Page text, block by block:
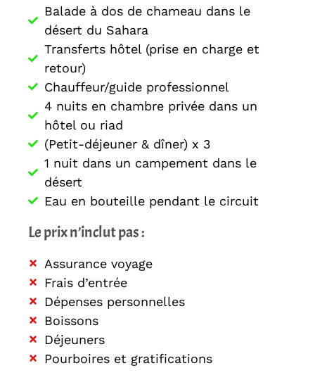
Balade à dos de chameau dans le
désert du Sahara
Transferts hôtel (prise en charge et
retour)
Chauffeur/guide professionnel
4 nuits en chambre privée dans un
hôtel ou riad
(Petit-déjeuner & dîner) x 3
1 nuit dans un campement dans le
désert
Eau en bouteille pendant le circuit
Le prix n’inclut pas :
Assurance voyage
Frais d’entrée
Dépenses personnelles
Boissons
Déjeuners
Pourboires et gratifications